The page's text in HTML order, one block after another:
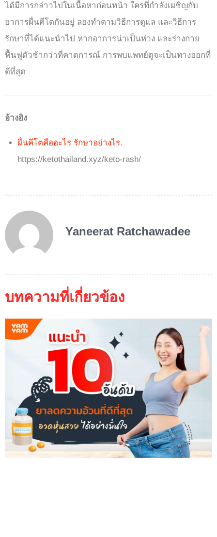
ได้มีการกล่าวไปในเนื้อหาก่อนหน้า ใครที่กำลังเผชิญกับ
อาการผื่นคีโตกันอยู่ ลองทำตามวิธีการดูแล และวิธีการ
รักษาที่ได้แนะนำไป หากอาการน่าเป็นห่วง และร่างกาย
ฟื้นฟูตัวช้ากว่าที่คาดการณ์ การพบแพทย์ดูจะเป็นทางออกที่
ดีที่สุด
อ้างอิง
ผื่นคีโตคืออะไร รักษาอย่างไร.
https://ketothailand.xyz/keto-rash/
Yaneerat Ratchawadee
บทความที่เกี่ยวข้อง